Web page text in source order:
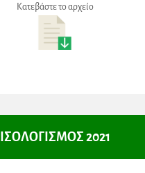
Κατεβάστε το αρχείο
ΙΣΟΛΟΓΙΣΜΟΣ 2021